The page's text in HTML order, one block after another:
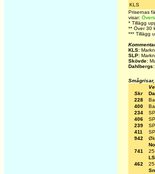
KLS
Prisernas
visar:
* Tillägg
** Över 30
*** Tillägg
KLS:
SLP:
Skövde:
Dahlbergs:
Skr
228
400
234
406
239
411
942
741
462